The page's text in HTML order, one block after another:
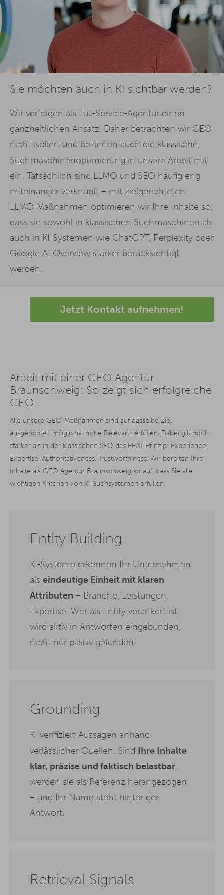
Sie möchten auch in KI sichtbar werden?
Wir verfolgen als Full-Service-Agentur einen
ganzheitlichen Ansatz. Daher betrachten wir GEO
nicht isoliert und beziehen auch die klassische
Suchmaschinenoptimierung in unsere Arbeit mit
ein. Tatsächlich sind LLMO und SEO häufig eng
miteinander verknüpft – mit zielgerichteten
LLMO-Maßnahmen optimieren wir Ihre Inhalte so,
dass sie sowohl in klassischen Suchmaschinen als
auch in KI-Systemen wie ChatGPT, Perplexity oder
Google AI Overview stärker berücksichtigt
werden.
Jetzt Kontakt aufnehmen!
Arbeit mit einer GEO Agentur
Braunschweig: So zeigt sich erfolgreiche
GEO
Alle unsere GEO-Maßnahmen sind auf dasselbe Ziel
ausgerichtet: möglichst hohe Relevanz erfüllen. Dabei gilt noch
stärker als in der klassischen SEO das EEAT-Prinzip: Experience,
Expertise, Authoritativeness, Trustworthiness. Wir bereiten Ihre
Inhalte als GEO Agentur Braunschweig so auf, dass Sie alle
wichtigen Kriterien von KI-Suchsystemen erfüllen:
Entity Building
KI-Systeme erkennen Ihr Unternehmen
als eindeutige Einheit mit klaren
Attributen – Branche, Leistungen,
Expertise. Wer als Entity verankert ist,
wird aktiv in Antworten eingebunden,
nicht nur passiv gefunden.
Grounding
KI verifiziert Aussagen anhand
verlässlicher Quellen. Sind Ihre Inhalte
klar, präzise und faktisch belastbar,
werden sie als Referenz herangezogen
– und Ihr Name steht hinter der
Antwort.
Retrieval Signals